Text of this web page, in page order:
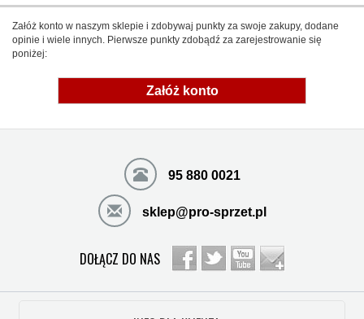
Załóż konto w naszym sklepie i zdobywaj punkty za swoje zakupy, dodane
opinie i wiele innych. Pierwsze punkty zdobądź za zarejestrowanie się
poniżej:
Załóż konto
95 880 0021
sklep@pro-sprzet.pl
DOŁĄCZ DO NAS